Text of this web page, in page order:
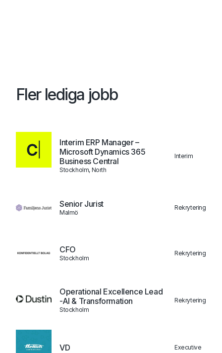
Fler lediga jobb
Interim ERP Manager –
Microsoft Dynamics 365
Business Central
Stockholm, North
Interim
Senior Jurist
Malmö
Rekrytering
CFO
Stockholm
Rekrytering
Operational Excellence Lead
-AI & Transformation
Stockholm
Rekrytering
VD Executive